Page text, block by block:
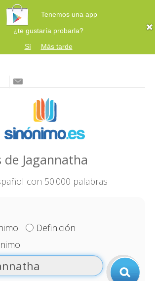
Tenemos una app
¿te gustaría probarla?
Sí
Más tarde
de Jagannatha
con 50.000 palabras
Definición